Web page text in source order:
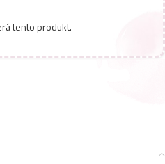
tento produkt.